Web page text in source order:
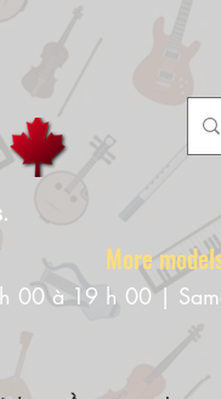
More models
00 à 19 h 00 |